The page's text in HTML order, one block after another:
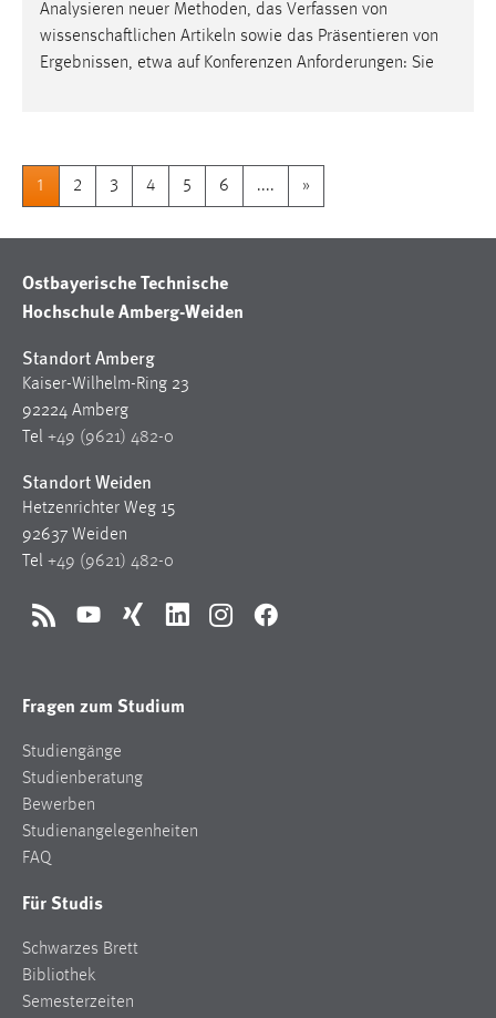
Analysieren neuer Methoden, das Verfassen von
wissenschaftlichen Artikeln sowie das Präsentieren von
Ergebnissen, etwa auf Konferenzen Anforderungen: Sie
1 2 3 4 5 6 .... »
Ostbayerische Technische
Hochschule Amberg-Weiden
Standort Amberg
Kaiser-Wilhelm-Ring 23
92224 Amberg
Tel +49 (9621) 482-0
Standort Weiden
Hetzenrichter Weg 15
92637 Weiden
Tel +49 (9621) 482-0
RSS YouTubeXing LinkedInInstagramFacebook
Fragen zum Studium
Studiengänge
Studienberatung
Bewerben
Studienangelegenheiten
FAQ
Für Studis
Schwarzes Brett
Bibliothek
Semesterzeiten